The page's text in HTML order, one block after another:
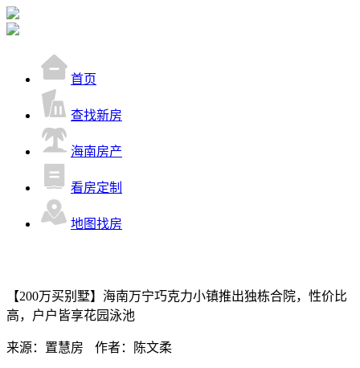
首页
查找新房
海南房产
看房定制
地图找房
【200万买别墅】海南万宁巧克力小镇推出独栋合院，性价比
高，户户皆享花园泳池
来源：置慧房 作者：陈文柔